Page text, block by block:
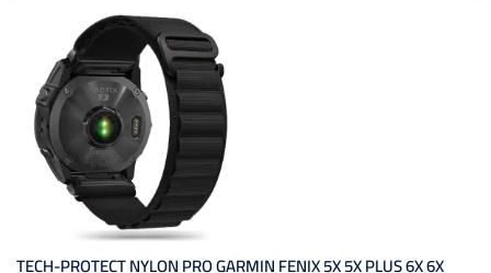
TECH-PROTECT NYLON PRO GARMIN FENIX 5X 5X PLUS 6X 6X